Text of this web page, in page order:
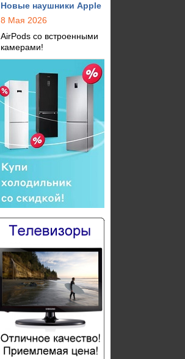
Новые наушники Apple
8 Мая 2026
AirPods со встроенными
камерами!